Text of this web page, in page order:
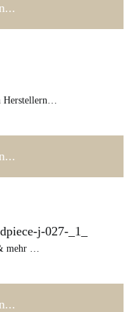
Herstellern…
mehr …